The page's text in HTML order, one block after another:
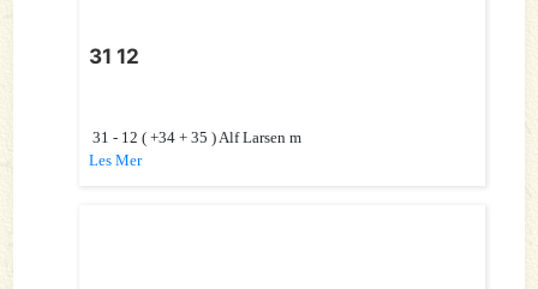
31 12
31 - 12 ( +34 + 35 ) Alf Larsen m
Les Mer